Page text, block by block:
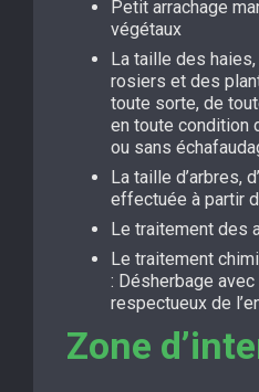
Petit arrachage
végétaux
La taille des
rosiers et des
toute sorte, de
en toute condition
ou sans
La taille d’arbres,
effectuée à partir
Le traitement des
Le traitement
: Désherbage
respectueux de
Zone